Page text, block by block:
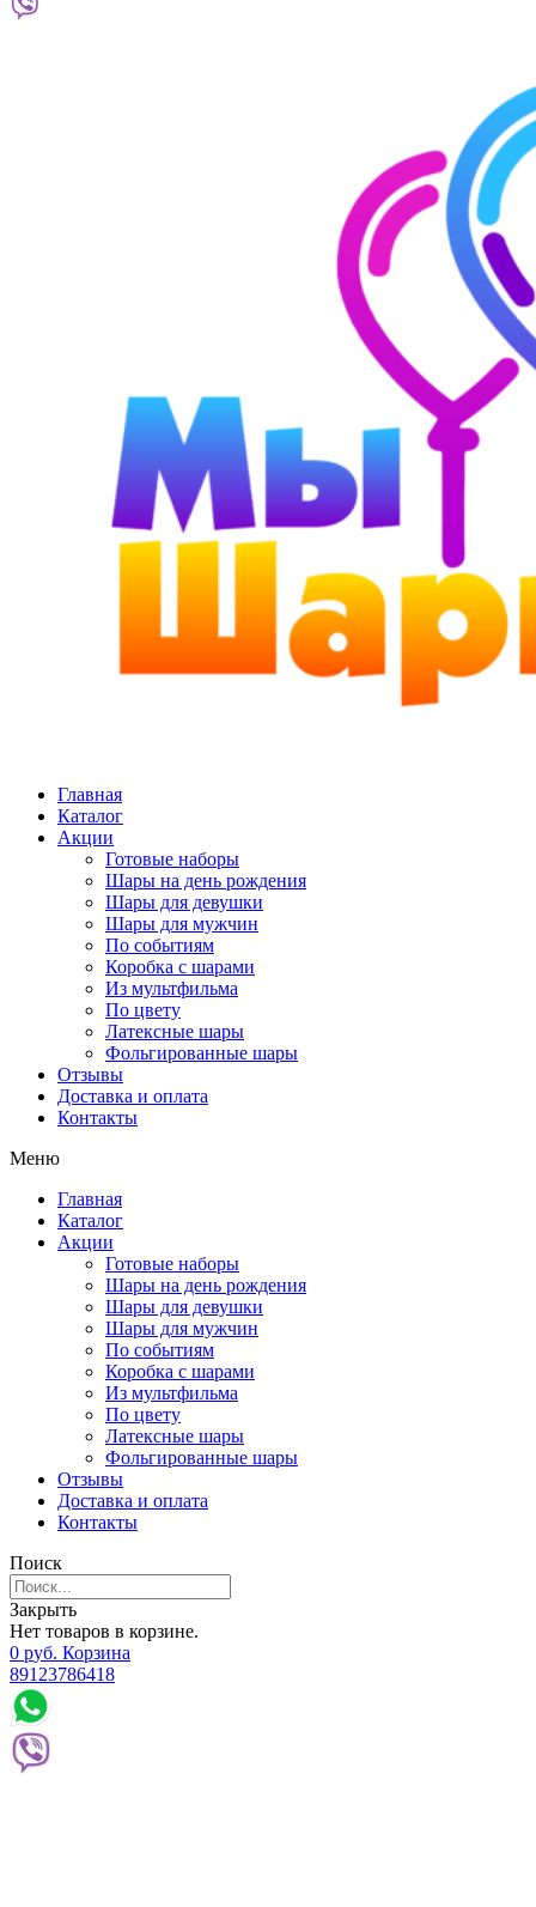
Главная
Каталог
Акции
Готовые наборы
Шары на день рождения
Шары для девушки
Шары для мужчин
По событиям
Коробка с шарами
Из мультфильма
По цвету
Латексные шары
Фольгированные шары
Отзывы
Доставка и оплата
Контакты
Меню
Главная
Каталог
Акции
Готовые наборы
Шары на день рождения
Шары для девушки
Шары для мужчин
По событиям
Коробка с шарами
Из мультфильма
По цвету
Латексные шары
Фольгированные шары
Отзывы
Доставка и оплата
Контакты
Поиск
Закрыть
Нет товаров в корзине.
0 руб. Корзина
89123786418